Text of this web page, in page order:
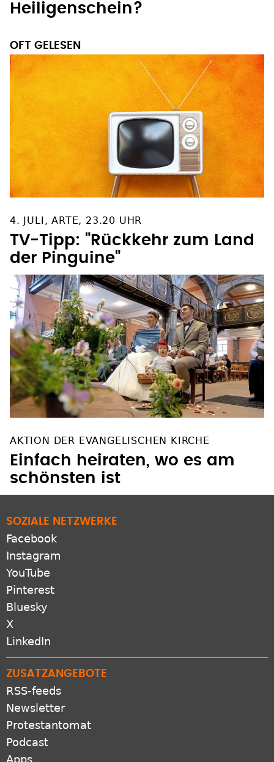
Heiligenschein?
OFT GELESEN
4. JULI, ARTE, 23.20 UHR
TV-Tipp: "Rückkehr zum Land
der Pinguine"
AKTION DER EVANGELISCHEN KIRCHE
Einfach heiraten, wo es am
schönsten ist
SOZIALE NETZWERKE
Facebook
Instagram
YouTube
Pinterest
Bluesky
X
LinkedIn
ZUSATZANGEBOTE
RSS-feeds
Newsletter
Protestantomat
Podcast